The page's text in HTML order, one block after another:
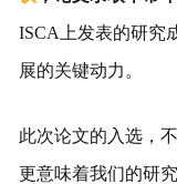
ISCA上发表的研究
展的关键动力。
此次论文的入选，
更意味着我们的研